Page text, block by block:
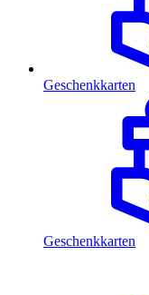
Geschenkkarten
Geschenkkarten